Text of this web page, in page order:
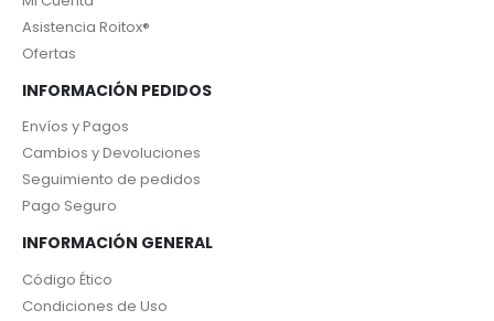
Asistencia Roitox®
Ofertas
INFORMACIÓN PEDIDOS
Envíos y Pagos
Cambios y Devoluciones
Seguimiento de pedidos
Pago Seguro
INFORMACIÓN GENERAL
Código Ético
Condiciones de Uso